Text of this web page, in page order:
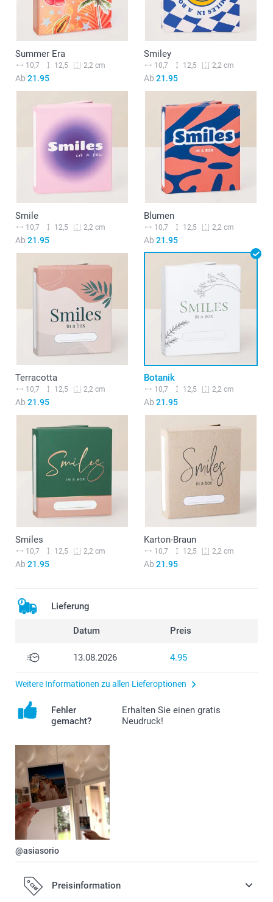
Summer Era
10,7 12,5 2,2 cm
Ab 21.95
Smiley
10,7 12,5 2,2 cm
Ab 21.95
Smile
10,7 12,5 2,2 cm
Ab 21.95
Blumen
10,7 12,5 2,2 cm
Ab 21.95
Terracotta
10,7 12,5 2,2 cm
Ab 21.95
Botanik
10,7 12,5 2,2 cm
Ab 21.95
Smiles
10,7 12,5 2,2 cm
Ab 21.95
Karton-Braun
10,7 12,5 2,2 cm
Ab 21.95
Lieferung
Datum Preis
13.08.2026 4.95
Weitere Informationen zu allen Lieferoptionen
Fehler
gemacht?
Erhalten Sie einen gratis
Neudruck!
@asiasorio
Preisinformation